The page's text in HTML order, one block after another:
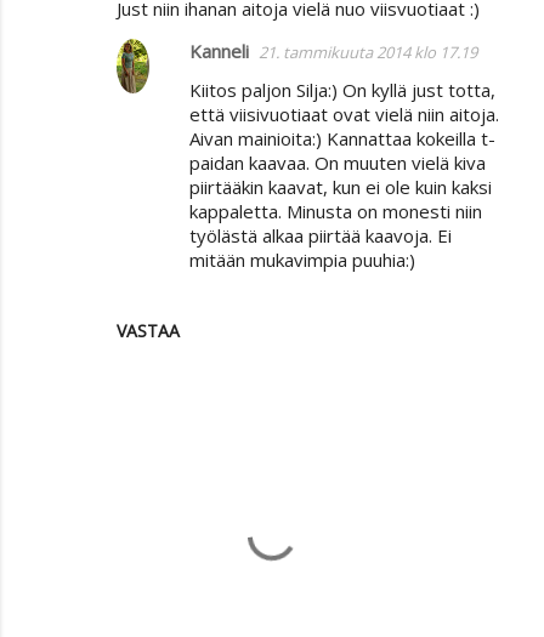
Just niin ihanan aitoja vielä nuo viisvuotiaat :)
VASTAA
Kanneli 21. tammikuuta 2014 klo 17.19
Kiitos paljon Silja:) On kyllä just totta,
että viisivuotiaat ovat vielä niin aitoja.
Aivan mainioita:) Kannattaa kokeilla t-
paidan kaavaa. On muuten vielä kiva
piirtääkin kaavat, kun ei ole kuin kaksi
kappaletta. Minusta on monesti niin
työlästä alkaa piirtää kaavoja. Ei
mitään mukavimpia puuhia:)